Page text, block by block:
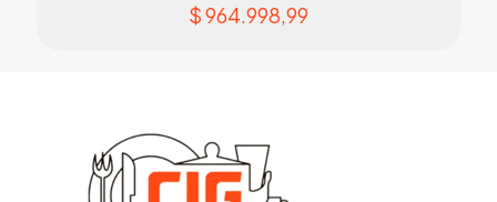
$964.998,99